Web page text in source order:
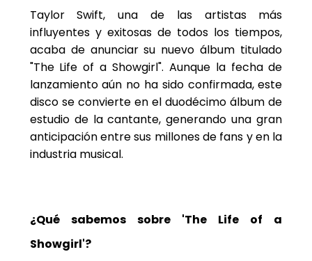
Taylor Swift, una de las artistas más
influyentes y exitosas de todos los tiempos,
acaba de anunciar su nuevo álbum titulado
"The Life of a Showgirl". Aunque la fecha de
lanzamiento aún no ha sido confirmada, este
disco se convierte en el duodécimo álbum de
estudio de la cantante, generando una gran
anticipación entre sus millones de fans y en la
industria musical.
¿Qué sabemos sobre 'The Life of a
Showgirl'?